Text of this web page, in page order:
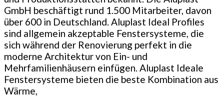
GmbH beschäftigt rund 1.500 Mitarbeiter, davon
über 600 in Deutschland. Aluplast Ideal Profiles
sind allgemein akzeptable Fenstersysteme, die
sich während der Renovierung perfekt in die
moderne Architektur von Ein- und
Mehrfamilienhäusern einfügen. Aluplast Ideale
Fenstersysteme bieten die beste Kombination aus
Wärme,